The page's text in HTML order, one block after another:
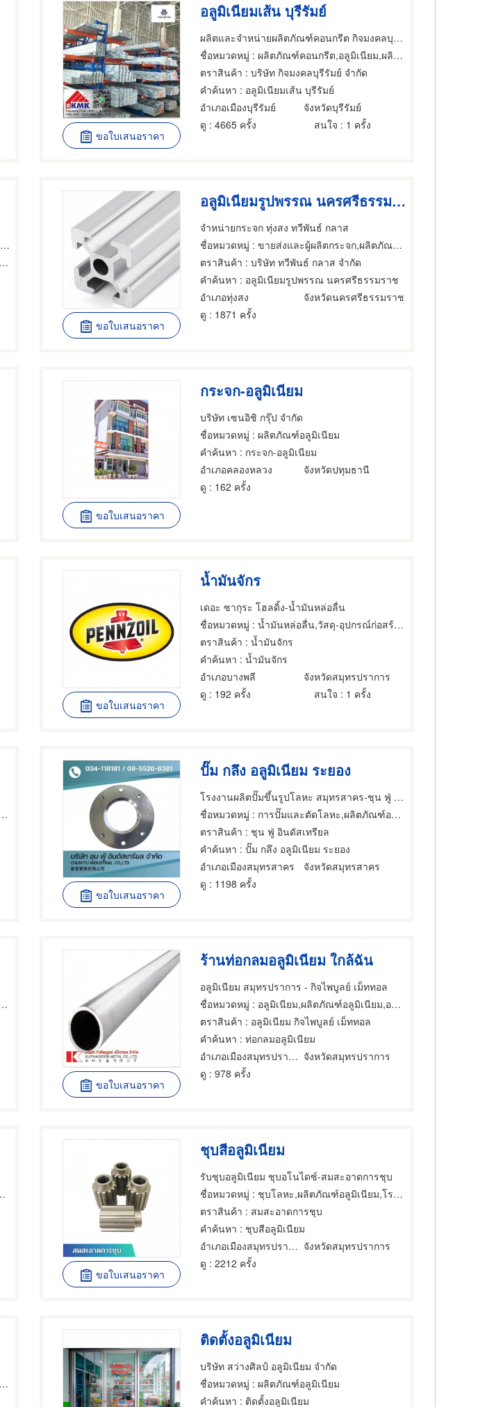
ขอใบเสนอราคา
อลูมิเนียมเส้น บุรีรัมย์
ผลิตและจำหน่ายผลิตภัณฑ์คอนกรีต กิจมงคลบุรีรัมย์
ชื่อหมวดหมู่ : ผลิตภัณฑ์คอนกรีต,อลูมิเนียม,ผลิตภัณฑ์อลูมิเนียม
ตราสินค้า : บริษัท กิจมงคลบุรีรัมย์ จำกัด
คำค้นหา : อลูมิเนียมเส้น บุรีรัมย์
อำเภอเมืองบุรีรัมย์
จังหวัดบุรีรัมย์
ดู : 4665 ครั้ง สนใจ : 1 ครั้ง
ขอใบเสนอราคา
อลูมิเนียมรูปพรรณ นครศรีธรรมราช
จำหน่ายกระจก ทุ่งสง ทวีพันธ์ กลาส
ชื่อหมวดหมู่ : ขายส่งและผู้ผลิตกระจก,ผลิตภัณฑ์อลูมิเนียม,อลูมิเนียม
ตราสินค้า : บริษัท ทวีพันธ์ กลาส จำกัด
คำค้นหา : อลูมิเนียมรูปพรรณ นครศรีธรรมราช
อำเภอทุ่งสง
จังหวัดนครศรีธรรมราช
ดู : 1871 ครั้ง
ขอใบเสนอราคา
กระจก-อลูมิเนียม
บริษัท เซนอิชิ กรุ๊ป จำกัด
ชื่อหมวดหมู่ : ผลิตภัณฑ์อลูมิเนียม
คำค้นหา : กระจก-อลูมิเนียม
อำเภอคลองหลวง
จังหวัดปทุมธานี
ดู : 162 ครั้ง
ขอใบเสนอราคา
น้ำมันจักร
เดอะ ซากุระ โฮลดิ้ง-น้ำมันหล่อลื่น
ชื่อหมวดหมู่ : น้ำมันหล่อลื่น,วัสดุ-อุปกรณ์ก่อสร้าง,ผลิตภัณฑ์อลูมิเนียม
ตราสินค้า : น้ำมันจักร
คำค้นหา : น้ำมันจักร
อำเภอบางพลี
จังหวัดสมุทรปราการ
ดู : 192 ครั้ง สนใจ : 1 ครั้ง
ขอใบเสนอราคา
ปั๊ม กลึง อลูมิเนียม ระยอง
โรงงานผลิตปั๊มขึ้นรูปโลหะ สมุทรสาคร-ชุน ฟู่ อินดัสเทรียล
ชื่อหมวดหมู่ : การปั๊มและตัดโลหะ,ผลิตภัณฑ์อลูมิเนียม,อลูมิเนียม
ตราสินค้า : ชุน ฟู่ อินดัสเทรียล
คำค้นหา : ปั๊ม กลึง อลูมิเนียม ระยอง
อำเภอเมืองสมุทรสาคร
จังหวัดสมุทรสาคร
ดู : 1198 ครั้ง
ขอใบเสนอราคา
ร้านท่อกลมอลูมิเนียม ใกล้ฉัน
อลูมิเนียม สมุทรปราการ - กิจไพบูลย์ เม็ททอล
ชื่อหมวดหมู่ : อลูมิเนียม,ผลิตภัณฑ์อลูมิเนียม,อลูมิเนียม
ตราสินค้า : อลูมิเนียม กิจไพบูลย์ เม็ททอล
คำค้นหา : ท่อกลมอลูมิเนียม
อำเภอเมืองสมุทรปราการ จังหวัดสมุทรปราการ
ดู : 978 ครั้ง
ขอใบเสนอราคา
ชุบสีอลูมิเนียม
รับชุบอลูมิเนียม ชุบอโนไดซ์-สมสะอาดการชุบ
ชื่อหมวดหมู่ : ชุบโลหะ,ผลิตภัณฑ์อลูมิเนียม,โรงหล่อทองเหลือง บรอนซ์ อลูมิเนียมและแมกนีเซียม
ตราสินค้า : สมสะอาดการชุบ
คำค้นหา : ชุบสีอลูมิเนียม
อำเภอเมืองสมุทรปราการ จังหวัดสมุทรปราการ
ดู : 2212 ครั้ง
ติดตั้งอลูมิเนียม
บริษัท สว่างศิลป์ อลูมิเนียม จำกัด
ชื่อหมวดหมู่ : ผลิตภัณฑ์อลูมิเนียม
คำค้นหา : ติดตั้งอลูมิเนียม